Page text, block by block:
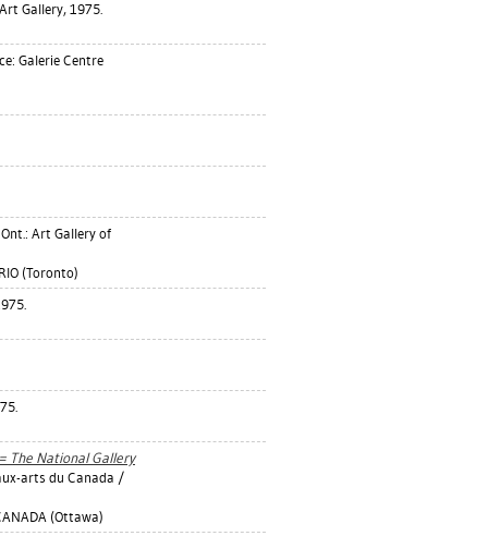
Gallery, 1975.
Galerie Centre
Art Gallery of
(Toronto)
The National Gallery
arts du Canada /
(Ottawa)